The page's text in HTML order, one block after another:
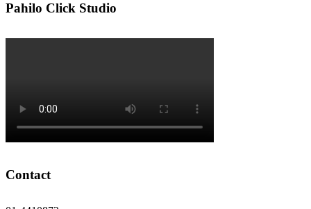
Pahilo Click Studio
Contact